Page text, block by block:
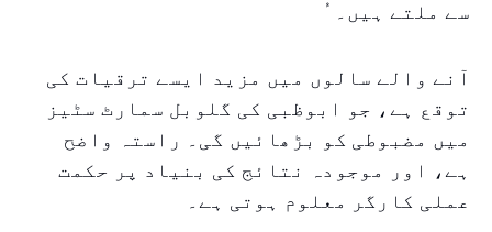
سے ملتے ہیں۔ ُ
آنے والے سالوں میں مزید ایسے ترقیات کی
توقع ہے، جو ابوظبی کی گلوبل سمارٹ سٹیز
میں مضبوطی کو بڑھائیں گی۔ راستہ واضح
ہے، اور موجودہ نتائج کی بنیاد پر حکمت
عملی کارگر معلوم ہوتی ہے۔